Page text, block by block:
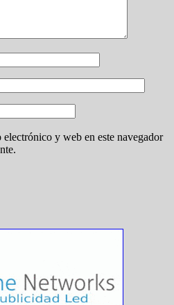
y web en este navegador